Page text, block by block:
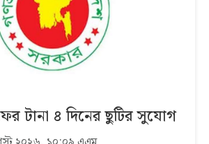
টানা ৪ দিনের ছুটির সুযোগ